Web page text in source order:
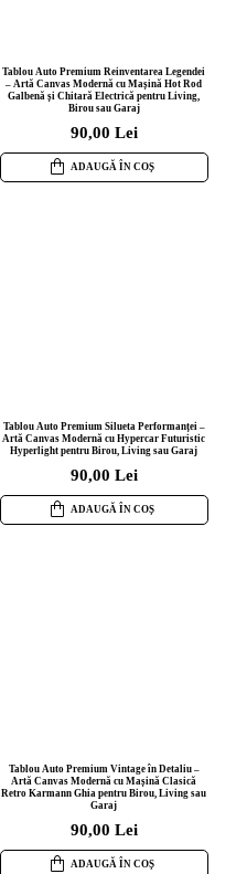
Tablou Auto Premium Reinventarea Legendei
– Artă Canvas Modernă cu Mașină Hot Rod
Galbenă și Chitară Electrică pentru Living,
Birou sau Garaj
90,00 Lei
ADAUGĂ ÎN COȘ
Tablou Auto Premium Silueta Performanței –
Artă Canvas Modernă cu Hypercar Futuristic
Hyperlight pentru Birou, Living sau Garaj
90,00 Lei
ADAUGĂ ÎN COȘ
Tablou Auto Premium Vintage în Detaliu –
Artă Canvas Modernă cu Mașină Clasică
Retro Karmann Ghia pentru Birou, Living sau
Garaj
90,00 Lei
ADAUGĂ ÎN COȘ